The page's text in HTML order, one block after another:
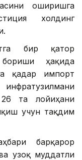
оширишга
холдинг
бир қатор
бориши ҳақида
қадар импорт
26 та лойиҳани
учун тақдим
барқарор
узоқ муддатли